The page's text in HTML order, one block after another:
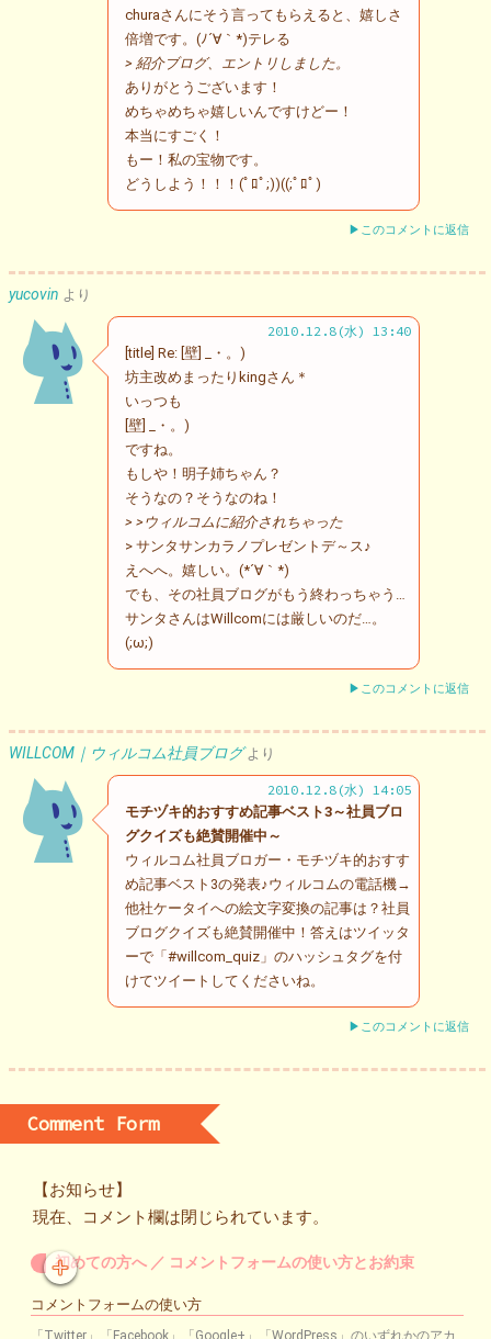
churaさんにそう言ってもらえると、嬉しさ
倍増です。(ﾉ´∀｀*)テレる
> 紹介ブログ、エントリしました。
ありがとうございます！
めちゃめちゃ嬉しいんですけどー！
本当にすごく！
もー！私の宝物です。
どうしよう！！！(ﾟﾛﾟ;))((;ﾟﾛﾟ)
▶このコメントに返信
yucovin より
2010.12.8(水) 13:40
[title] Re: [壁] _・。)
坊主改めまったりkingさん＊
いっつも
[壁] _・。)
ですね。
もしや！明子姉ちゃん？
そうなの？そうなのね！
> >ウィルコムに紹介されちゃった
> サンタサンカラノプレゼントデ～ス♪
えへへ。嬉しい。(*´∀｀*)
でも、その社員ブログがもう終わっちゃう…
サンタさんはWillcomには厳しいのだ…。
(;ω;)
▶このコメントに返信
WILLCOM｜ウィルコム社員ブログ より
2010.12.8(水) 14:05
モチヅキ的おすすめ記事ベスト3～社員ブロ
グクイズも絶賛開催中～
ウィルコム社員ブロガー・モチヅキ的おすす
め記事ベスト3の発表♪ウィルコムの電話機→
他社ケータイへの絵文字変換の記事は？社員
ブログクイズも絶賛開催中！答えはツイッタ
ーで「#willcom_quiz」のハッシュタグを付
けてツイートしてくださいね。
▶このコメントに返信
Comment Form
【お知らせ】
現在、コメント欄は閉じられています。
初めての方へ ／ コメントフォームの使い方とお約束
コメントフォームの使い方
「Twitter」「Facebook」「Google+」「WordPress」のいずれかのアカ